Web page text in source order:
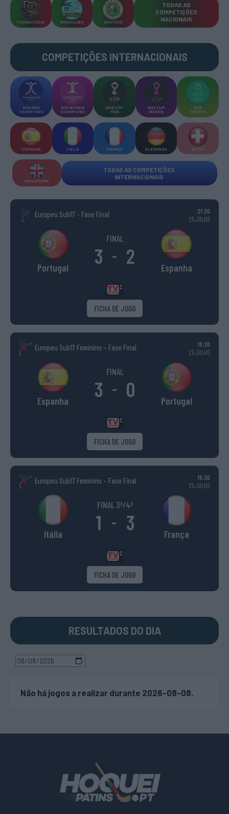
TORNEIOS 3x3 MASCULINO MASTERS
TODAS AS
COMPETIÇÕES
NACIONAIS
COMPETIÇÕES INTERNACIONAIS
WSE MEN
CHAMPIONS
WSE WOMEN
CHAMPIONS
WSE CUP
MEN
WSE CUP
WOMEN
WSE
TROPHY
ESPANHA ITÁLIA FRANÇA ALEMANHA SUÍÇA
INGLATERRA
TODAS AS COMPETIÇÕES
INTERNACIONAIS
Europeu Sub17 - Fase Final
21:30
25 JULHO
Portugal
FINAL
3 - 2 Espanha
FICHA DE JOGO
Europeu Sub17 Feminino – Fase Final
19:30
25 JULHO
Espanha
FINAL
3 - 0 Portugal
FICHA DE JOGO
Europeu Sub17 Feminino – Fase Final
15:30
25 JULHO
Itália
FINAL 3º/4º
1 - 3 França
FICHA DE JOGO
RESULTADOS DO DIA
Não há jogos a realizar durante 2026-08-08.